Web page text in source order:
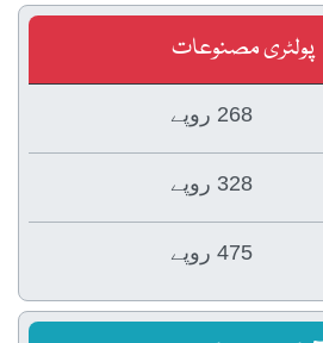
پولٹری مصنوعات
268 روپے
328 روپے
475 روپے